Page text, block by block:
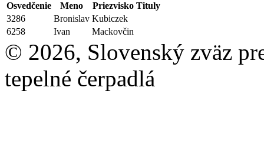
Osvedčenie Meno Priezvisko Tituly
3286
Bronislav Kubiczek
6258
Ivan Mackovčin
© 2026, Slovenský zväz
tepelné čerpadlá